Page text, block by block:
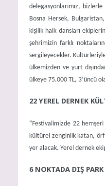
delegasyonlarımız,
Bosna Hersek,
kişilik halk dansları
şehrimizin farklı
sergileyecekler.
ülkemizden ve yurt
ülkeye 75.000 TL, 3’üncü
22 YEREL DERNEK
“Festivalimizde 22
kültürel zenginlik katan,
yer alacak. Yerel dernek
6 NOKTADA DIŞ